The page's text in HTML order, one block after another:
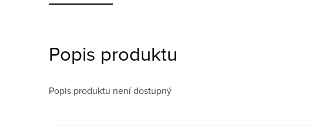
Popis produktu
Popis produktu není dostupný